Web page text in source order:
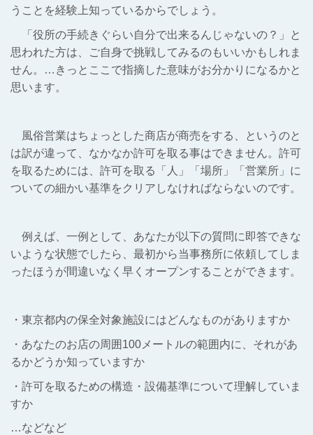
うことを経験上知っているからでしょう。
「役所の手続きぐらい自分で出来るんじゃないの？」と
思われた方は、ご自身で挑戦してみるのもいいかもしれま
せん。…きっとここで指摘した意味がお分かりになるかと
思います。
風俗営業はちょっとした商店が商売をする、というのと
は訳が違って、なかなか許可を取る事はできません。許可
を取るためには、許可を取る「人」「場所」「営業所」に
ついての細かい基準をクリアしなければならないのです。
例えば、一例として、あなたが以下の質問に即答できな
いような状態でしたら、最初から当事務所に依頼してしま
ったほうが間違いなく早くオープンすることができます。
・東京都内の保全対象施設にはどんなものがありますか
・あなたのお店の周囲100メートルの範囲内に、それがあ
るかどうか知っていますか
・許可を取るための構造・設備基準について理解していま
すか
…などなど